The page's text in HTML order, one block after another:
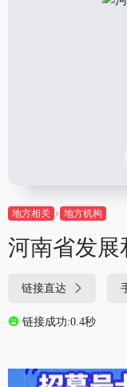
地方相关 地方机构
河南省发展
链接直达
链接成功:0.4秒